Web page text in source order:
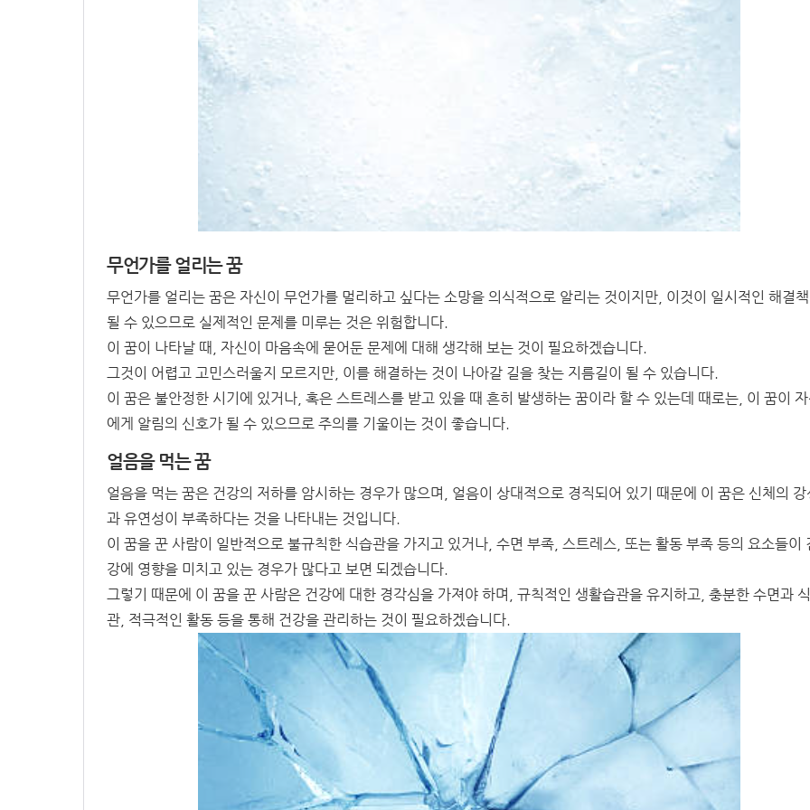
무언가를 얼리는 꿈
무언가를 얼리는 꿈은 자신이 무언가를 멀리하고 싶다는 소망을 의식적으로 알리는 것이지만, 이것이 일시적인 해결책
될 수 있으므로 실제적인 문제를 미루는 것은 위험합니다.
이 꿈이 나타날 때, 자신이 마음속에 묻어둔 문제에 대해 생각해 보는 것이 필요하겠습니다.
그것이 어렵고 고민스러울지 모르지만, 이를 해결하는 것이 나아갈 길을 찾는 지름길이 될 수 있습니다.
이 꿈은 불안정한 시기에 있거나, 혹은 스트레스를 받고 있을 때 흔히 발생하는 꿈이라 할 수 있는데 때로는, 이 꿈이 자
에게 알림의 신호가 될 수 있으므로 주의를 기울이는 것이 좋습니다.
얼음을 먹는 꿈
얼음을 먹는 꿈은 건강의 저하를 암시하는 경우가 많으며, 얼음이 상대적으로 경직되어 있기 때문에 이 꿈은 신체의 강
과 유연성이 부족하다는 것을 나타내는 것입니다.
이 꿈을 꾼 사람이 일반적으로 불규칙한 식습관을 가지고 있거나, 수면 부족, 스트레스, 또는 활동 부족 등의 요소들이
강에 영향을 미치고 있는 경우가 많다고 보면 되겠습니다.
그렇기 때문에 이 꿈을 꾼 사람은 건강에 대한 경각심을 가져야 하며, 규칙적인 생활습관을 유지하고, 충분한 수면과
관, 적극적인 활동 등을 통해 건강을 관리하는 것이 필요하겠습니다.